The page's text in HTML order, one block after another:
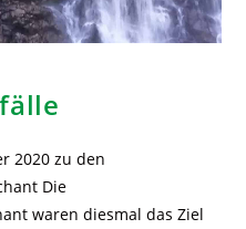
2020 zu den
Die
waren diesmal das Ziel